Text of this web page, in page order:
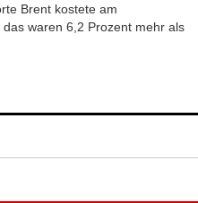
Brent kostete am
waren 6,2 Prozent mehr als